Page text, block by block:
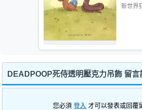
新世界
DEADPOOP死侍透明壓克力吊飾 留言
您必須登入 才可以發表或回覆